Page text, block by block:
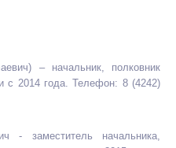
– начальник, полковник
с 2014 года. Телефон: 8 (4242)
- заместитель начальника,